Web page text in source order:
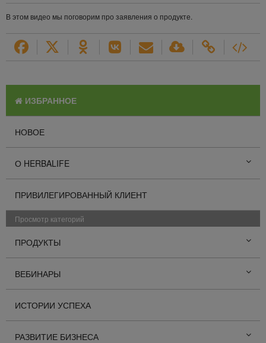
В этом видео мы поговорим про заявления о продукте.
ИЗБРАННОЕ
НОВОЕ
О HERBALIFE
ПРИВИЛЕГИРОВАННЫЙ КЛИЕНТ
Просмотр категорий
ПРОДУКТЫ
ВЕБИНАРЫ
ИСТОРИИ УСПЕХА
РАЗВИТИЕ БИЗНЕСА